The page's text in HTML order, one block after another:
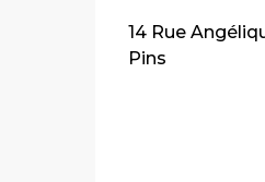
14 Rue
Pins